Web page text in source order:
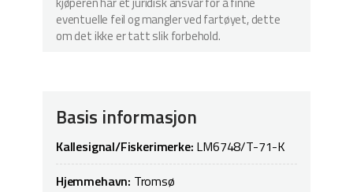
eventuelle feil og mangler ved fartøyet, dette
om det ikke er tatt slik forbehold.
Basis informasjon
Kallesignal/Fiskerimerke: LM6748/T-71-K
Hjemmehavn: Tromsø